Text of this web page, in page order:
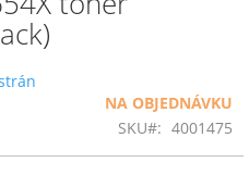
NA OBJEDNÁVKU
SKU
4001475